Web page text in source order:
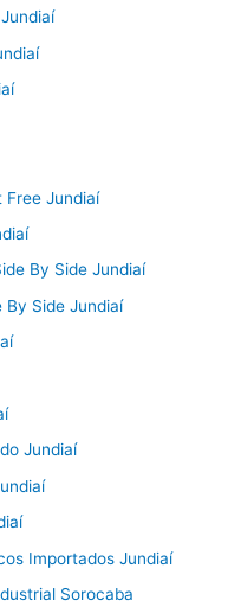
Free Jundiaí
By Side Jundiaí
By Side Jundiaí
Jundiaí
Importados Jundiaí
Sorocaba